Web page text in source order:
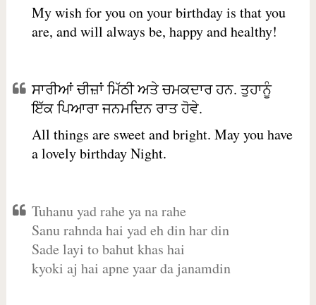
My wish for you on your birthday is that you
are, and will always be, happy and healthy!
ਸਾਰੀਆਂ ਚੀਜ਼ਾਂ ਮਿੱਠੀ ਅਤੇ ਚਮਕਦਾਰ ਹਨ. ਤੁਹਾਨੂੰ
ਇੱਕ ਪਿਆਰਾ ਜਨਮਦਿਨ ਰਾਤ ਹੋਵੇ.
All things are sweet and bright. May you have
a lovely birthday Night.
Tuhanu yad rahe ya na rahe
Sanu rahnda hai yad eh din har din
Sade layi to bahut khas hai
kyoki aj hai apne yaar da janamdin